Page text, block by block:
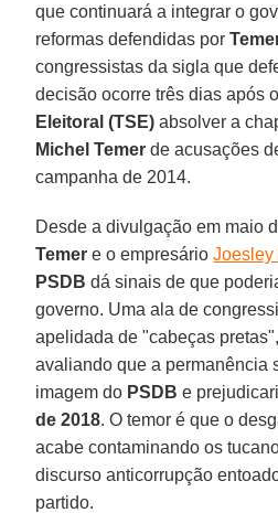
que continuará a integrar o
reformas defendidas por
congressistas da sigla que
decisão ocorre três dias após
Eleitoral (TSE) absolver a
Michel Temer de acusações
campanha de 2014.
Desde a divulgação em maio
Temer e o empresárioJoesley
PSDB dá sinais de que
governo. Uma ala de
apelidada de "cabeças
avaliando que a permanência
imagem do PSDB e
de 2018. O temor é que o
acabe contaminando os
discurso anticorrupção
partido.